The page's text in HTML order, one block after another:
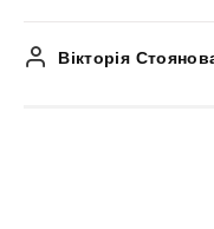
Вікторія